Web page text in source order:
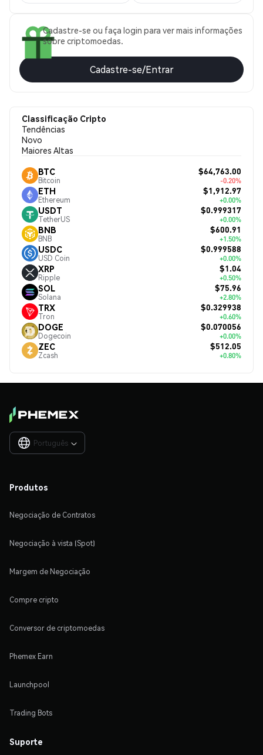
Cadastre-se ou faça login para ver mais informações
sobre criptomoedas.
Cadastre-se/Entrar
Classificação Cripto
Tendências
Novo
Maiores Altas
BTC
Bitcoin
$64,763.00
-0.20%
ETH
Ethereum
$1,912.97
+0.00%
USDT
TetherUS
$0.999317
+0.00%
BNB
BNB
$600.91
+1.50%
USDC
USD Coin
$0.999588
+0.00%
XRP
Ripple
$1.04
+0.50%
SOL
Solana
$75.96
+2.80%
TRX
Tron
$0.329938
+0.60%
DOGE
Dogecoin
$0.070056
+0.00%
ZEC
Zcash
$512.05
+0.80%
Português 
Produtos
Negociação de Contratos
Negociação à vista (Spot)
Margem de Negociação
Compre cripto
Conversor de criptomoedas
Phemex Earn
Launchpool
Trading Bots
Suporte